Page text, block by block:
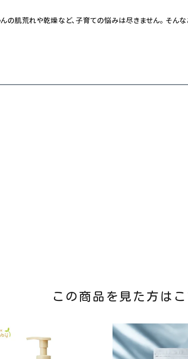
んの肌荒れや乾燥など、子育ての悩みは尽きません。
この商品を見た方は